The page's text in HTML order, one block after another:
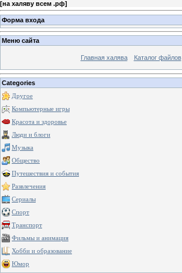
[на халяву всем .рф]
Форма входа
Меню сайта
Главная халява Каталог файлов
Categories
Другое
Компьютерные игры
Красота и здоровье
Люди и блоги
Музыка
Общество
Путешествия и события
Развлечения
Сериалы
Спорт
Транспорт
Фильмы и анимация
Хобби и образование
Юмор